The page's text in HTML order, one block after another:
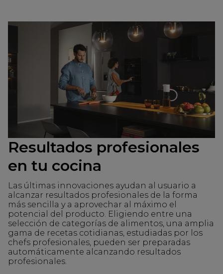
Resultados profesionales
en tu cocina
Las últimas innovaciones ayudan al usuario a
alcanzar resultados profesionales de la forma
más sencilla y a aprovechar al máximo el
potencial del producto. Eligiendo entre una
selección de categorías de alimentos, una amplia
gama de recetas cotidianas, estudiadas por los
chefs profesionales, pueden ser preparadas
automáticamente alcanzando resultados
profesionales.